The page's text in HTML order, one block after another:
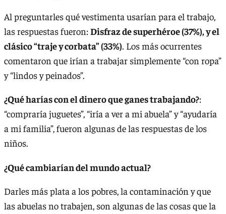
Al preguntarles qué vestimenta usarían para el trabajo,
las respuestas fueron:Disfraz de superhéroe (37%), y el
clásico “traje y corbata” (33%). Los más ocurrentes
comentaron que irían a trabajar simplemente “con ropa”
y “lindos y peinados”.
¿Qué harías con el dinero que ganes trabajando?:
“compraría juguetes”, “iría a ver a mi abuela” y “ayudaría
a mi familia”, fueron algunas de las respuestas de los
niños.
¿Qué cambiarían del mundo actual?
Darles más plata a los pobres, la contaminación y que
las abuelas no trabajen, son algunas de las cosas que la